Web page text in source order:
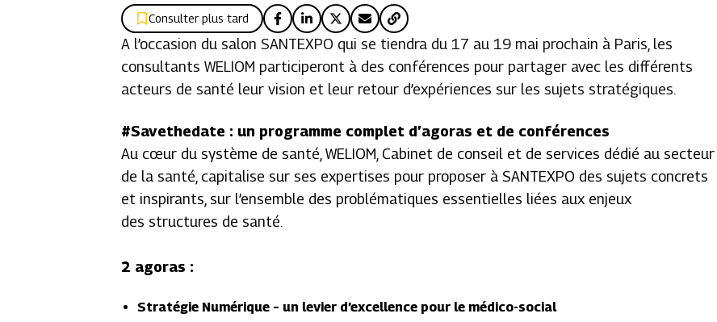
Consulter plus tard
A l’occasion du salon SANTEXPO qui se tiendra du 17 au 19 mai prochain à Paris, les
consultants WELIOM participeront à des conférences pour partager avec les différents
acteurs de santé leur vision et leur retour d’expériences sur les sujets stratégiques.
#Savethedate : un programme complet d’agoras et de conférences
Au cœur du système de santé, WELIOM, Cabinet de conseil et de services dédié au secteur
de la santé, capitalise sur ses expertises pour proposer à SANTEXPO des sujets concrets
et inspirants, sur l’ensemble des problématiques essentielles liées aux enjeux
des structures de santé.
2 agoras :
Stratégie Numérique – un levier d’excellence pour le médico-social